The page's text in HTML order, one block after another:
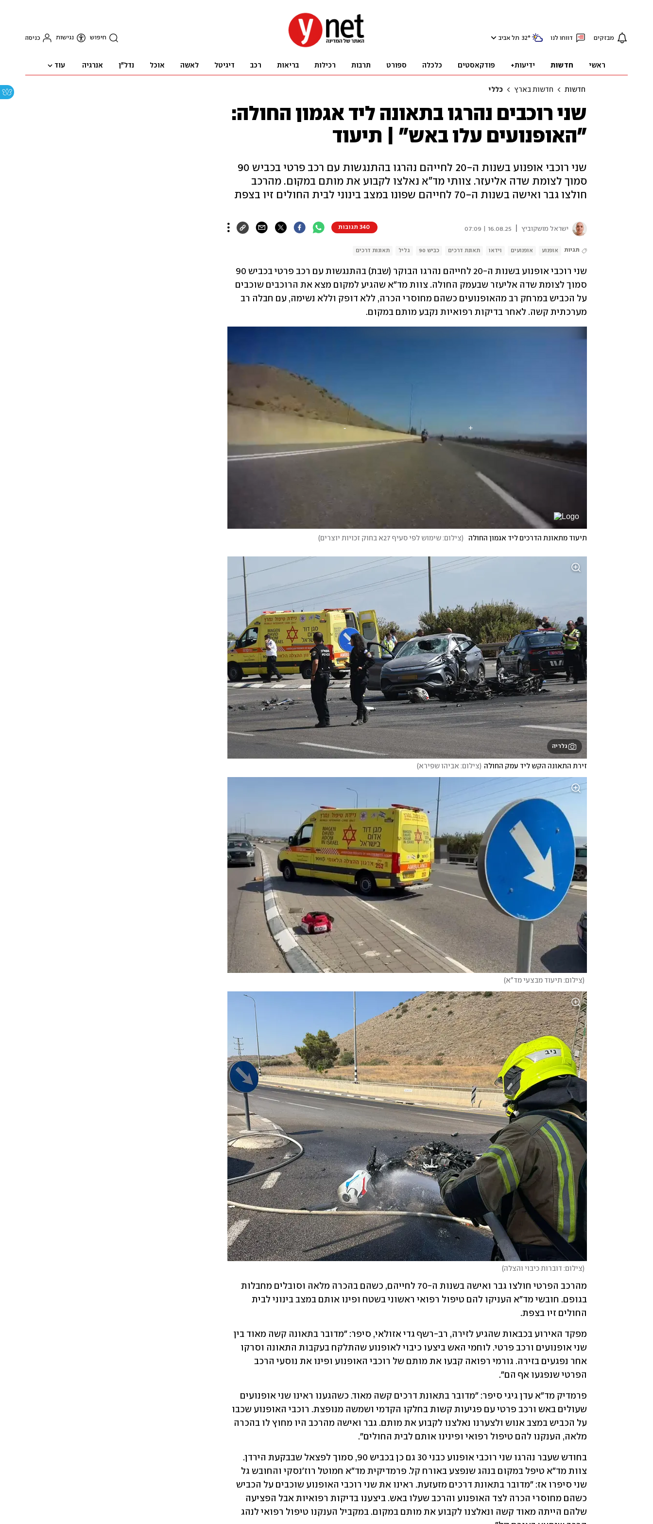
מבזקים דווחו לנו 32° תל אביב חיפוש נגישות כניסה
ראשי חדשות ידיעות+ פודקאסטים כלכלה ספורט תרבות רכילות בריאות רכב דיגיטל לאשה אוכל נדל"ן אנרגיה עוד
חדשות חדשות בארץ כללי
שני רוכבים נהרגו בתאונה ליד אגמון החולה:
"האופנועים עלו באש" | תיעוד
שני רוכבי אופנוע בשנות ה-20 לחייהם נהרגו בהתנגשות עם רכב פרטי בכביש 90
סמוך לצומת שדה אליעזר. צוותי מד"א נאלצו לקבוע את מותם במקום. מהרכב
חולצו גבר ואישה בשנות ה-70 לחייהם שפונו במצב בינוני לבית החולים זיו בצפת
ישראל מושקוביץ 16.08.25 | 07:09 340 תגובות
תגיות אופנוע אופנועים וידאו תאונת דרכים כביש 90 גליל תאונות דרכים
מערכתית קשה. לאחר בדיקות רפואיות נקבע מותם במקום.
תיעוד מתאונת הדרכים ליד אגמון החולה (צילום: שימוש לפי סעיף 27א בחוק זכויות יוצרים )
גלריה
זירת התאונה הקש ליד עמק החולה (צילום: אביהו שפירא)
(צילום: תיעוד מבצעי מד"א)
(צילום: דוברות כיבוי והצלה)
החולים זיו בצפת.
הפרטי שנפגעו אף הם".
מלאה, הענקנו להם טיפול רפואי ופינינו אותם לבית החולים".